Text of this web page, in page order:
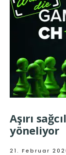
Aşırı
yöneliyor
21. Februar